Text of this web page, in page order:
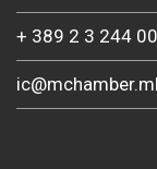
+ 389 2 3 244